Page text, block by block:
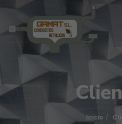
Inicio